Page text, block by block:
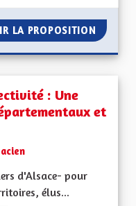
LA PROPOSITION UNE
: Une
et
d'Alsace- pour
élus...